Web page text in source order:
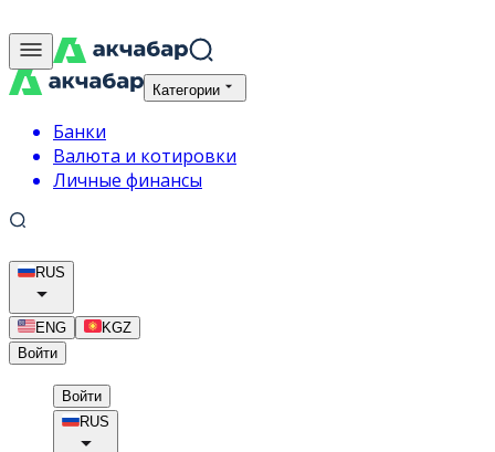
Категории
Банки
Валюта и котировки
Личные финансы
RUS
ENG
KGZ
Войти
Войти
RUS